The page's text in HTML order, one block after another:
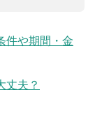
件や期間・金
丈夫？